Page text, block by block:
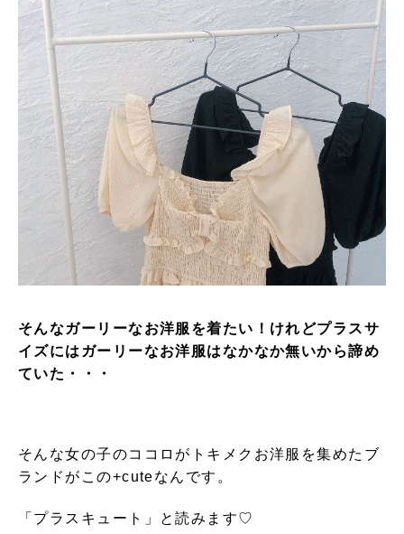
そんなガーリーなお洋服を着たい！けれどプラスサ
イズにはガーリーなお洋服はなかなか無いから諦め
ていた・・・
そんな女の子のココロがトキメクお洋服を集めたブ
ランドがこの+cuteなんです。
「プラスキュート」と読みます♡